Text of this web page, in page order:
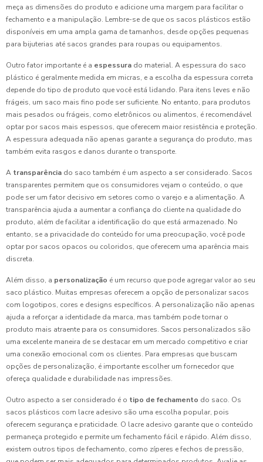
meça as dimensões do produto e adicione uma margem para facilitar o
fechamento e a manipulação. Lembre-se de que os sacos plásticos estão
disponíveis em uma ampla gama de tamanhos, desde opções pequenas
para bijuterias até sacos grandes para roupas ou equipamentos.
Outro fator importante é a espessura do material. A espessura do saco
plástico é geralmente medida em micras, e a escolha da espessura correta
depende do tipo de produto que você está lidando. Para itens leves e não
frágeis, um saco mais fino pode ser suficiente. No entanto, para produtos
mais pesados ou frágeis, como eletrônicos ou alimentos, é recomendável
optar por sacos mais espessos, que oferecem maior resistência e proteção.
A espessura adequada não apenas garante a segurança do produto, mas
também evita rasgos e danos durante o transporte.
A transparência do saco também é um aspecto a ser considerado. Sacos
transparentes permitem que os consumidores vejam o conteúdo, o que
pode ser um fator decisivo em setores como o varejo e a alimentação. A
transparência ajuda a aumentar a confiança do cliente na qualidade do
produto, além de facilitar a identificação do que está armazenado. No
entanto, se a privacidade do conteúdo for uma preocupação, você pode
optar por sacos opacos ou coloridos, que oferecem uma aparência mais
discreta.
Além disso, a personalização é um recurso que pode agregar valor ao seu
saco plástico. Muitas empresas oferecem a opção de personalizar sacos
com logotipos, cores e designs específicos. A personalização não apenas
ajuda a reforçar a identidade da marca, mas também pode tornar o
produto mais atraente para os consumidores. Sacos personalizados são
uma excelente maneira de se destacar em um mercado competitivo e criar
uma conexão emocional com os clientes. Para empresas que buscam
opções de personalização, é importante escolher um fornecedor que
ofereça qualidade e durabilidade nas impressões.
Outro aspecto a ser considerado é o tipo de fechamento do saco. Os
sacos plásticos com lacre adesivo são uma escolha popular, pois
oferecem segurança e praticidade. O lacre adesivo garante que o conteúdo
permaneça protegido e permite um fechamento fácil e rápido. Além disso,
existem outros tipos de fechamento, como zíperes e fechos de pressão,